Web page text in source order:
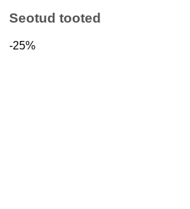
Seotud tooted
-25%